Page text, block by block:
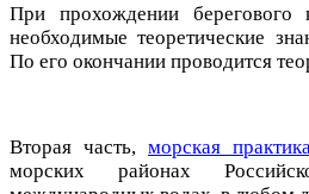
При прохождении берегового
необходимые теоретические
По его окончании проводится
Вторая часть, морская
морских районах